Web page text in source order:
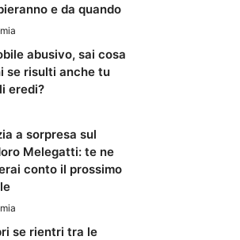
e da quando
abusivo, sai cosa
se risulti anche tu
eredi?
a sorpresa sul
Melegatti: te ne
conto il prossimo
se rientri tra le